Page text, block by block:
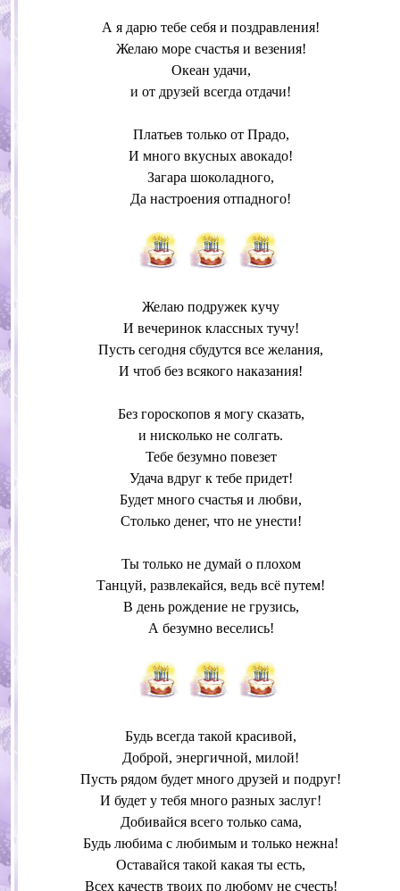
А я дарю тебе себя и поздравления!
Желаю море счастья и везения!
Океан удачи,
и от друзей всегда отдачи!
Платьев только от Прадо,
И много вкусных авокадо!
Загара шоколадного,
Да настроения отпадного!
Желаю подружек кучу
И вечеринок классных тучу!
Пусть сегодня сбудутся все желания,
И чтоб без всякого наказания!
Без гороскопов я могу сказать,
и нисколько не солгать.
Тебе безумно повезет
Удача вдруг к тебе придет!
Будет много счастья и любви,
Столько денег, что не унести!
Ты только не думай о плохом
Танцуй, развлекайся, ведь всё путем!
В день рождение не грузись,
А безумно веселись!
Будь всегда такой красивой,
Доброй, энергичной, милой!
Пусть рядом будет много друзей и подруг!
И будет у тебя много разных заслуг!
Добивайся всего только сама,
Будь любима с любимым и только нежна!
Оставайся такой какая ты есть,
Всех качеств твоих по любому не счесть!